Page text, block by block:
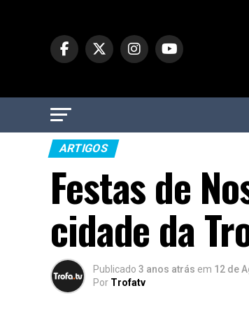
ARTIGOS
Festas de
cidade da
Publicado 3 anos atrás em 12 de
Por Trofatv